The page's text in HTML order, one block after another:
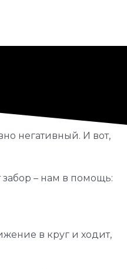
негативный. И вот,
– нам в помощь:
в круг и ходит,